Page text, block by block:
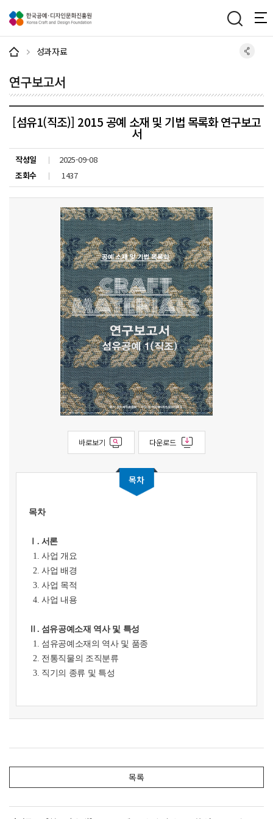
성과자료
연구보고서
[섬유1(직조)] 2015 공예 소재 및 기법 목록화 연구보고
서
작성일
2025-09-08
조회수
1437
바로보기 다운로드
목차
목차
Ⅰ. 서론
1. 사업 개요
2. 사업 배경
3. 사업 목적
4. 사업 내용
Ⅱ. 섬유공예소재 역사 및 특성
1. 섬유공예소재의 역사 및 품종
2. 전통직물의 조직분류
3. 직기의 종류 및 특성
1. 섬유공예소재의 분류체계 설정
3. 산업화직물 분류 및 조사
Ⅳ. 섬유공예소재 목록화
1. 목록화 대상선정
목록